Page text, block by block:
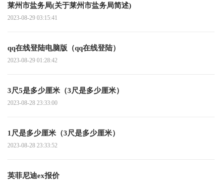
莱州市盐务局(关于莱州市盐务局简述)
2023-08-29 03:15:41
qq在线登陆电脑版（qq在线登陆）
2023-08-29 01:28:42
3尺5是多少厘米（3尺是多少厘米）
2023-08-28 23:33:00
1尺是多少厘米（3尺是多少厘米）
2023-08-28 23:33:52
英菲尼迪ex报价